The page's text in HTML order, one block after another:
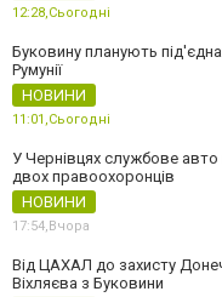
12:28, Сьогодні
Буковину планують
Румунії
НОВИНИ
11:01, Сьогодні
У Чернівцях службове
двох правоохоронців
НОВИНИ
17:54, Вчора
Від ЦАХАЛ до захисту
Віхляєва з Буковини